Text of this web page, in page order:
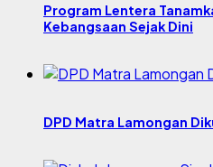
Program Lentera
Kebangsaan Sejak Dini
DPD Matra Lamongan